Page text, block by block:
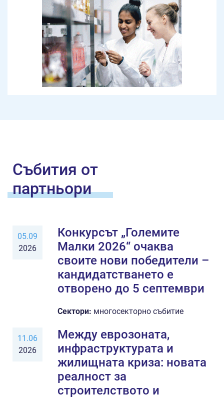
Събития от
партньори
05.09
2026
Конкурсът „Големите
Малки 2026“ очаква
своите нови победители –
кандидатстването е
отворено до 5 септември
Сектори: многосекторно събитие
11.06
2026
Между еврозоната,
инфраструктурата и
жилищната криза: новата
реалност за
строителството и